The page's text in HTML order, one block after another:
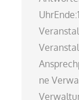
ne